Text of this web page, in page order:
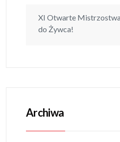
XI Otwarte
do Żywca!
Archiwa